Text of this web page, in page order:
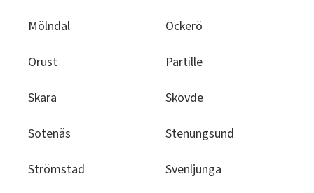
Mölndal Öckerö
Orust Partille
Skara Skövde
Sotenäs Stenungsund
Strömstad Svenljunga